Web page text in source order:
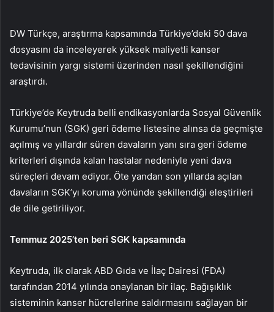
DW Türkçe, araştırma kapsamında Türkiye’deki 50 dava
dosyasını da inceleyerek yüksek maliyetli kanser
tedavisinin yargı sistemi üzerinden nasıl şekillendiğini
araştırdı.
Türkiye’de Keytruda belli endikasyonlarda Sosyal Güvenlik
Kurumu’nun (SGK) geri ödeme listesine alınsa da geçmişte
açılmış ve yıllardır süren davaların yanı sıra geri ödeme
kriterleri dışında kalan hastalar nedeniyle yeni dava
süreçleri devam ediyor. Öte yandan son yıllarda açılan
davaların SGK’yı koruma yönünde şekillendiği eleştirileri
de dile getiriliyor.
Temmuz 2025’ten beri SGK kapsamında
Keytruda, ilk olarak ABD Gıda ve İlaç Dairesi (FDA)
tarafından 2014 yılında onaylanan bir ilaç. Bağışıklık
sisteminin kanser hücrelerine saldırmasını sağlayan bir